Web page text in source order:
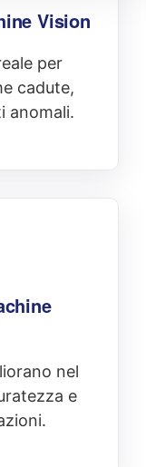
Vision
per
cadute,
anomali.
nel
e